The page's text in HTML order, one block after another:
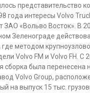
представительство
года интересы Volvo
ЗАО «Вольво Восток». В
Зеленограде
где методом
Volvo FM и Volvo FH. С
сборка была перенесена
Volvo Group,
на выпуск 15 тыс.